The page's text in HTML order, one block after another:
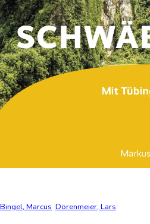
Bingel, Marcus Dörenmeier, Lars